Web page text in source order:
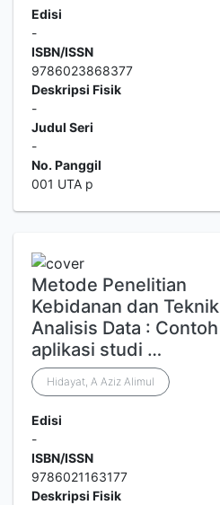
Edisi
-
ISBN/ISSN
9786023868377
Deskripsi Fisik
-
Judul Seri
-
No. Panggil
001 UTA p
Metode Penelitian
Kebidanan dan Teknik
Analisis Data : Contoh
aplikasi studi …
Hidayat, A Aziz Alimul
Edisi
-
ISBN/ISSN
9786021163177
Deskripsi Fisik